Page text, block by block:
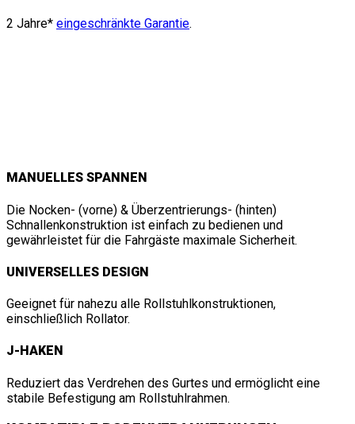
2 Jahre* eingeschränkte Garantie.
MANUELLES SPANNEN
Die Nocken- (vorne) & Überzentrierungs- (hinten)
Schnallenkonstruktion ist einfach zu bedienen und
gewährleistet für die Fahrgäste maximale Sicherheit.
UNIVERSELLES DESIGN
Geeignet für nahezu alle Rollstuhlkonstruktionen,
einschließlich Rollator.
J-HAKEN
Reduziert das Verdrehen des Gurtes und ermöglicht eine
stabile Befestigung am Rollstuhlrahmen.